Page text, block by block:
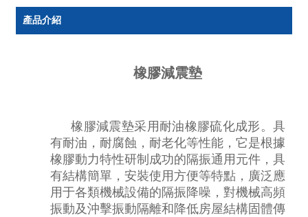
產品介紹
橡膠減震墊
橡膠減震墊采用耐油橡膠硫化成形。具
有耐油，耐腐蝕，耐老化等性能，它是根據
橡膠動力特性研制成功的隔振通用元件，具
有結構簡單，安裝使用方便等特點，廣泛應
用于各類機械設備的隔振降噪，對機械高頻
振動及沖擊振動隔離和降低房屋結構固體傳